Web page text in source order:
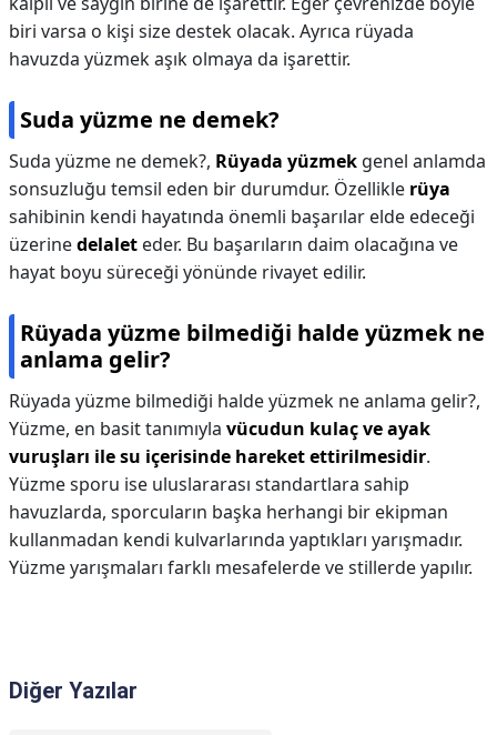
biri varsa o kişi size destek olacak. Ayrıca rüyada
havuzda yüzmek aşık olmaya da işarettir.
Suda yüzme ne demek?
Suda yüzme ne demek?, Rüyada yüzmek genel anlamda
sonsuzluğu temsil eden bir durumdur. Özellikle rüya
sahibinin kendi hayatında önemli başarılar elde edeceği
üzerinedelalet eder. Bu başarıların daim olacağına ve
hayat boyu süreceği yönünde rivayet edilir.
Rüyada yüzme bilmediği halde yüzmek ne
anlama gelir?
Rüyada yüzme bilmediği halde yüzmek ne anlama gelir?,
Yüzme, en basit tanımıyla vücudun kulaç ve ayak
vuruşları ile su içerisinde hareket ettirilmesidir.
Yüzme sporu ise uluslararası standartlara sahip
havuzlarda, sporcuların başka herhangi bir ekipman
kullanmadan kendi kulvarlarında yaptıkları yarışmadır.
Yüzme yarışmaları farklı mesafelerde ve stillerde yapılır.
Diğer Yazılar